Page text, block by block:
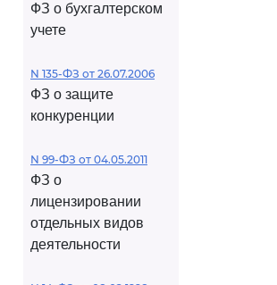
ФЗ о бухгалтерском
учете
N 135-ФЗ от 26.07.2006
ФЗ о защите
конкуренции
N 99-ФЗ от 04.05.2011
ФЗ о
лицензировании
отдельных видов
деятельности